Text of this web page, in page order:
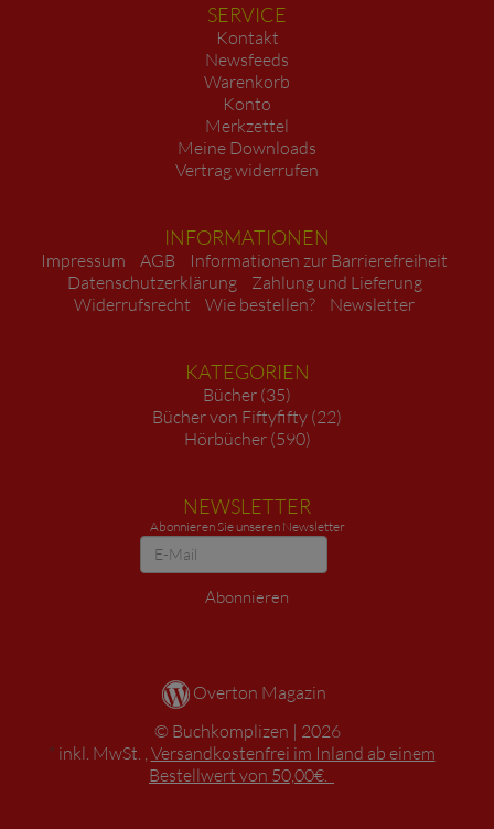
SERVICE
Kontakt
Newsfeeds
Warenkorb
Konto
Merkzettel
Meine Downloads
Vertrag widerrufen
INFORMATIONEN
Impressum AGB
Informationen zur Barrierefreiheit
Datenschutzerklärung
Zahlung und Lieferung
Widerrufsrecht
Wie bestellen? Newsletter
KATEGORIEN
Bücher (35)
Bücher von Fiftyfifty (22)
Hörbücher (590)
NEWSLETTER
Abonnieren Sie unseren Newsletter
Newsletter
Abonnieren
Overton Magazin
Buchkomplizen
2026
* inkl. MwSt. , Versandkostenfrei im Inland ab einem
Bestellwert von 50,00€.